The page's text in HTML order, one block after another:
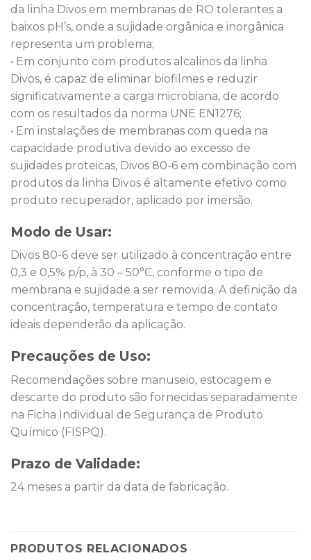
da linha Divos em membranas de RO tolerantes a
baixos pH’s, onde a sujidade orgânica e inorgânica
representa um problema;
• Em conjunto com produtos alcalinos da linha
Divos, é capaz de eliminar biofilmes e reduzir
significativamente a carga microbiana, de acordo
com os resultados da norma UNE EN1276;
• Em instalações de membranas com queda na
capacidade produtiva devido ao excesso de
sujidades proteicas, Divos 80-6 em combinação com
produtos da linha Divos é altamente efetivo como
produto recuperador, aplicado por imersão.
Modo de Usar:
Divos 80-6 deve ser utilizado à concentração entre
0,3 e 0,5% p/p, à 30 – 50°C, conforme o tipo de
membrana e sujidade a ser removida. A definição da
concentração, temperatura e tempo de contato
ideais dependerão da aplicação.
Precauções de Uso:
Recomendações sobre manuseio, estocagem e
descarte do produto são fornecidas separadamente
na Ficha Individual de Segurança de Produto
Químico (FISPQ).
Prazo de Validade:
24 meses a partir da data de fabricação.
PRODUTOS RELACIONADOS